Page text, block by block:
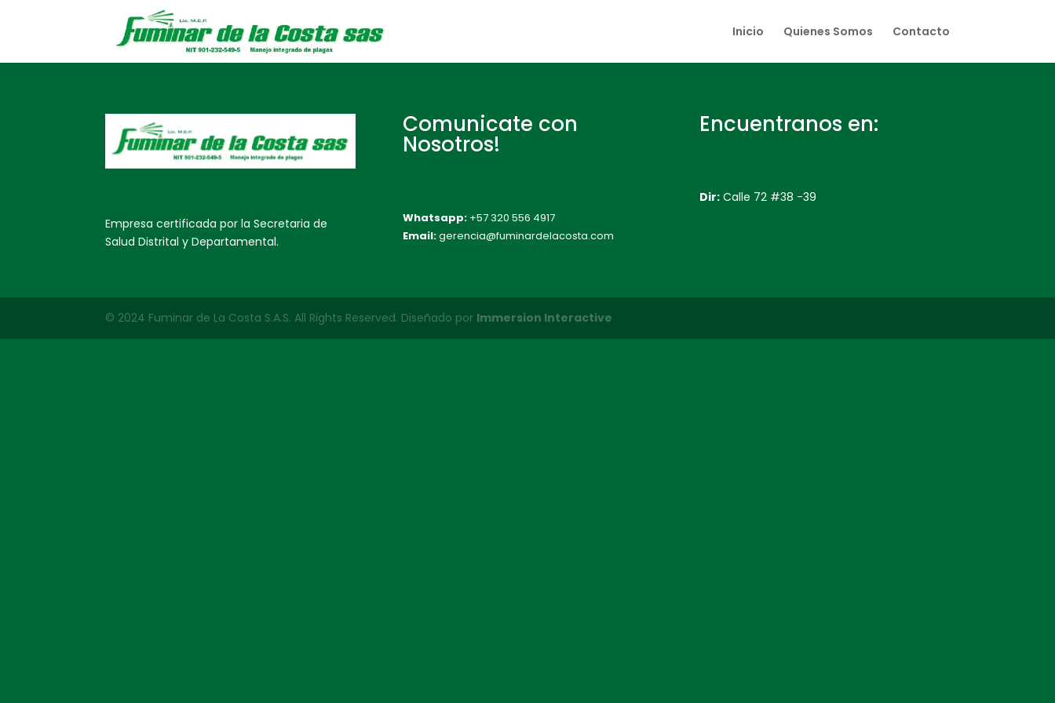
Inicio Quienes Somos Contacto
Empresa certificada por la Secretaria de
Salud Distrital y Departamental.
Comunicate con
Nosotros!
Whatsapp: +57 320 556 4917
Email:gerencia@fuminardelacosta.com
Encuentranos en:
Dir:Calle 72 #38 -39
© 2024 Fuminar de La Costa S.A.S. All Rights Reserved. Diseñado por Immersion Interactive